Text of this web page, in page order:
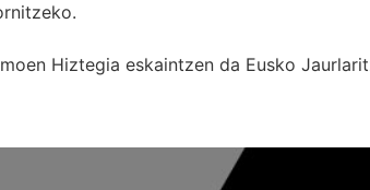
Hiztegia eskaintzen da Eusko